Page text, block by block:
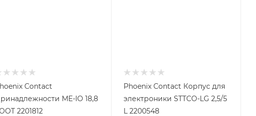
Contact
ME-IO 18,8
2201812
Phoenix Contact Корпус для
электроники STTCO-LG 2,5/5
L 2200548